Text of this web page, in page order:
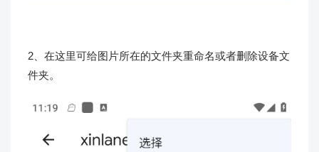
2、在这里可给图片所在的文件夹重命名或者删除设备文
件夹。